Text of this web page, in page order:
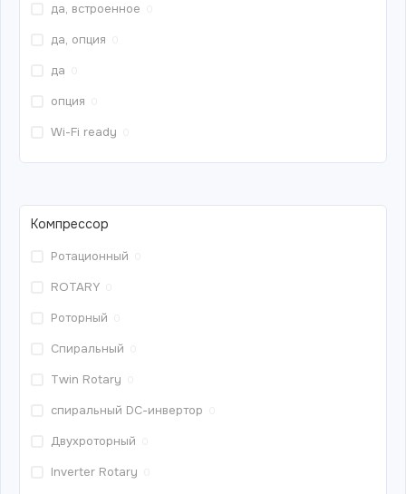
да, встроенное
да, опция
да
опция
Wi-Fi ready
Компрессор
Ротационный
ROTARY
Роторный
Спиральный
Twin Rotary
спиральный DС-инвертор
Двухроторный
Inverter Rotary